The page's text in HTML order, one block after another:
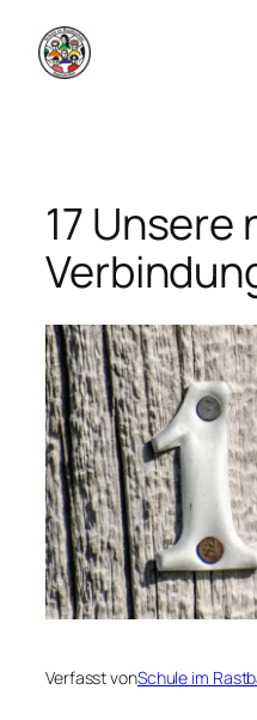
Zum
Inhalt
springen
17 Unsere
Verfasst vonSchule im